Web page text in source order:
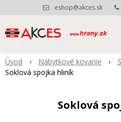
eshop@akces.sk
Úvod Nábytkové kovanie
Soklová spojka hliník
Soklová